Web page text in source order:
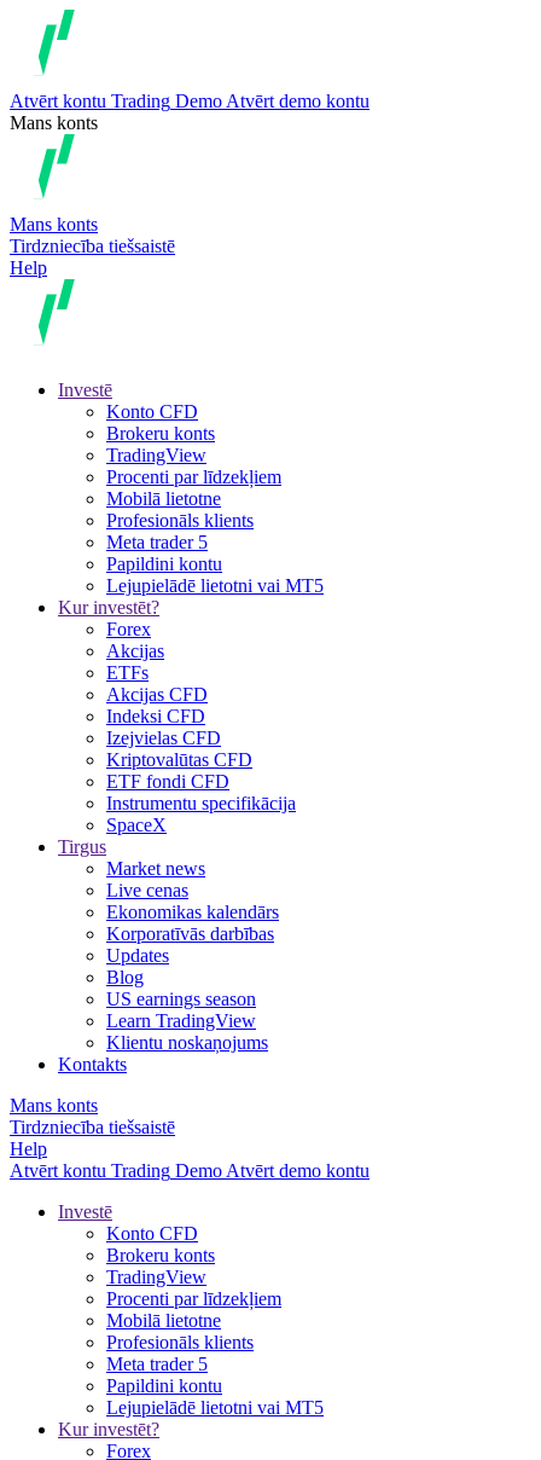
Atvērt kontu Trading Demo Atvērt demo kontu
Mans konts
Mans konts
Tirdzniecība tiešsaistē
Help
Investē
Konto CFD
Brokeru konts
TradingView
Procenti par līdzekļiem
Mobilā lietotne
Profesionāls klients
Meta trader 5
Papildini kontu
Lejupielādē lietotni vai MT5
Kur investēt?
Forex
Akcijas
ETFs
Akcijas CFD
Indeksi CFD
Izejvielas CFD
Kriptovalūtas CFD
ETF fondi CFD
Instrumentu specifikācija
SpaceX
Tirgus
Market news
Live cenas
Ekonomikas kalendārs
Korporatīvās darbības
Updates
Blog
US earnings season
Learn TradingView
Klientu noskaņojums
Kontakts
Mans konts
Tirdzniecība tiešsaistē
Help
Atvērt kontu Trading Demo Atvērt demo kontu
Investē
Konto CFD
Brokeru konts
TradingView
Procenti par līdzekļiem
Mobilā lietotne
Profesionāls klients
Meta trader 5
Papildini kontu
Lejupielādē lietotni vai MT5
Kur investēt?
Forex